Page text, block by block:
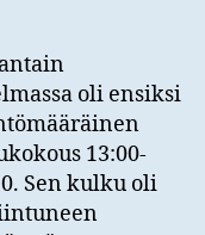
oli ensiksi
13:00-
Sen kulku oli